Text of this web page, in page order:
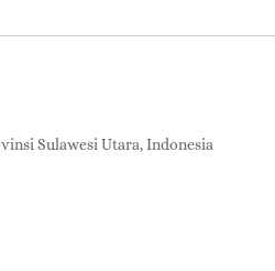
Sulawesi Utara, Indonesia